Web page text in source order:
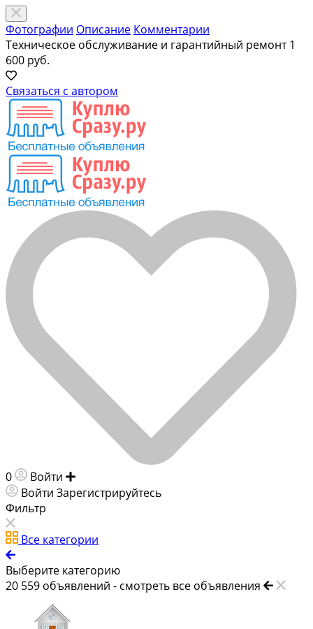
Фотографии Описание Комментарии
Техническое обслуживание и гарантийный ремонт 1
600 руб.
Связаться с автором
0 Войти
Войти Зарегистрируйтесь
Фильтр
Все категории
Выберите категорию
20 559 объявлений - смотреть все объявления